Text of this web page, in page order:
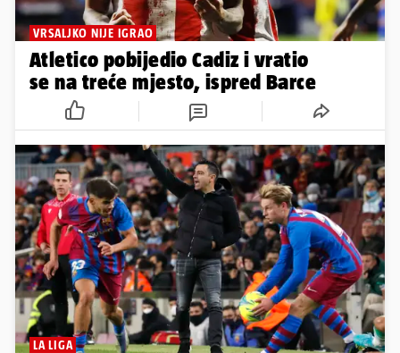
VRSALJKO NIJE IGRAO
Atletico pobijedio Cadiz i vratio
se na treće mjesto, ispred Barce
LA LIGA